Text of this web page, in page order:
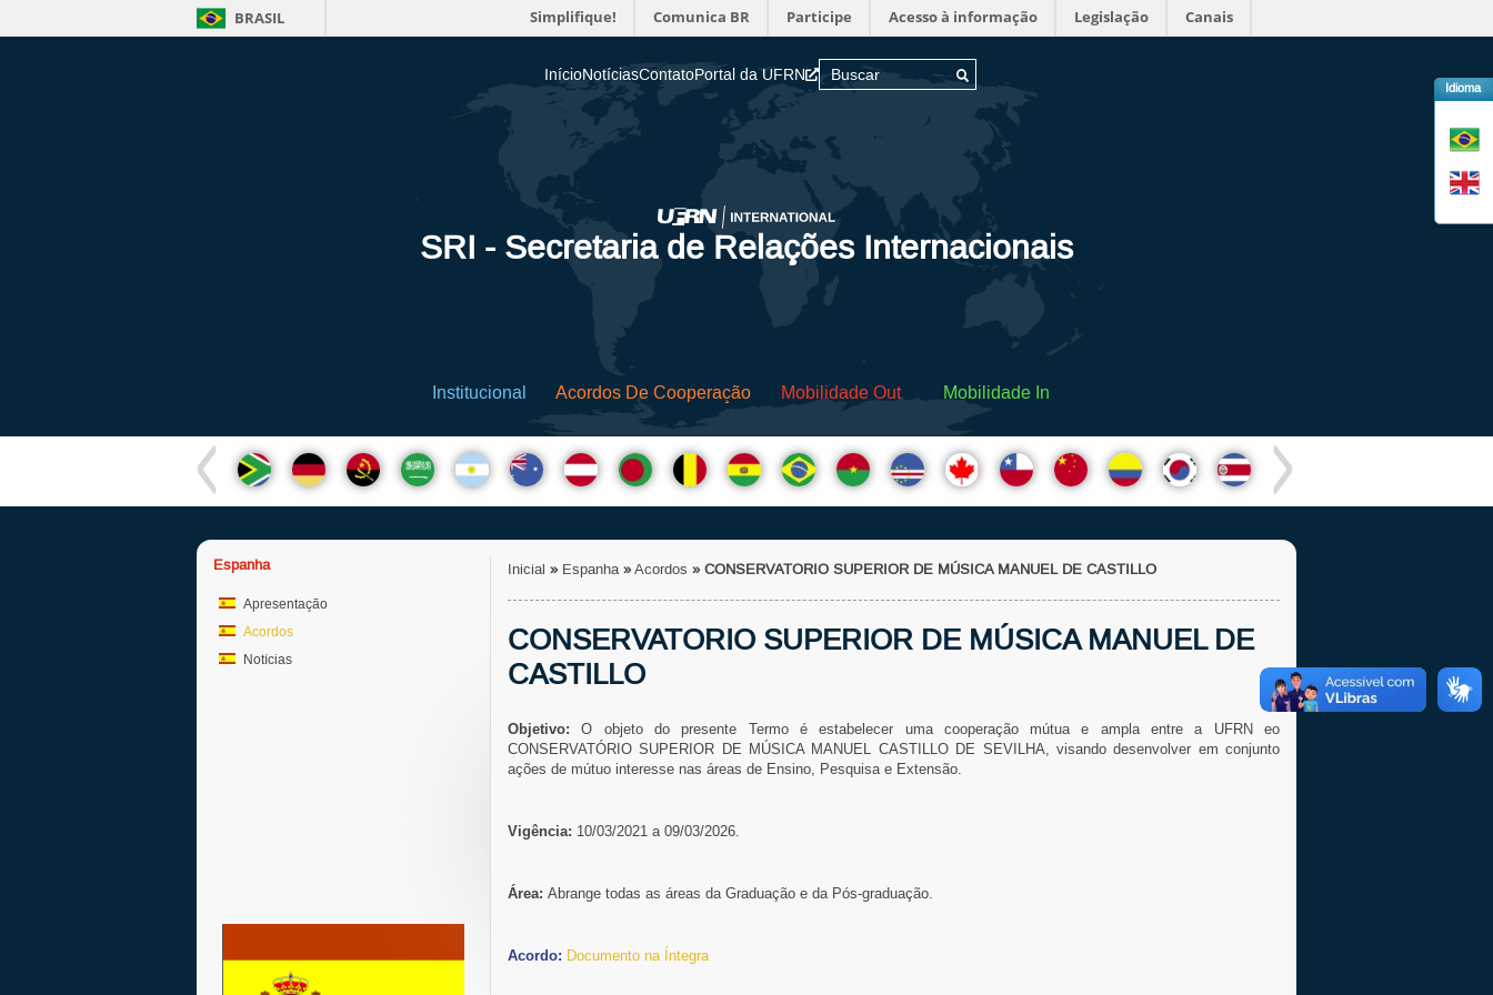
BRASIL Simplifique! Comunica BR Participe Acesso à informação Legislação Canais
Idioma
InícioNotíciasContatoPortal da UFRN
SRI - Secretaria de Relações Internacionais
Institucional Acordos De Cooperação Mobilidade Out Mobilidade In
Espanha
Apresentação
Acordos
Notícias
Inicial »Espanha » Acordos » CONSERVATORIO SUPERIOR DE MÚSICA MANUEL DE CASTILLO
CONSERVATORIO SUPERIOR DE MÚSICA MANUEL DE
CASTILLO
Objetivo:O objeto do presente Termo é estabelecer uma cooperação mútua e ampla entre a UFRN eo
CONSERVATÓRIO SUPERIOR DE MÚSICA MANUEL CASTILLO DE SEVILHA, visando desenvolver em conjunto
ações de mútuo interesse nas áreas de Ensino, Pesquisa e Extensão.
Vigência: 10/03/2021 a 09/03/2026.
Área: Abrange todas as áreas da Graduação e da Pós-graduação.
Acordo: Documento na Íntegra